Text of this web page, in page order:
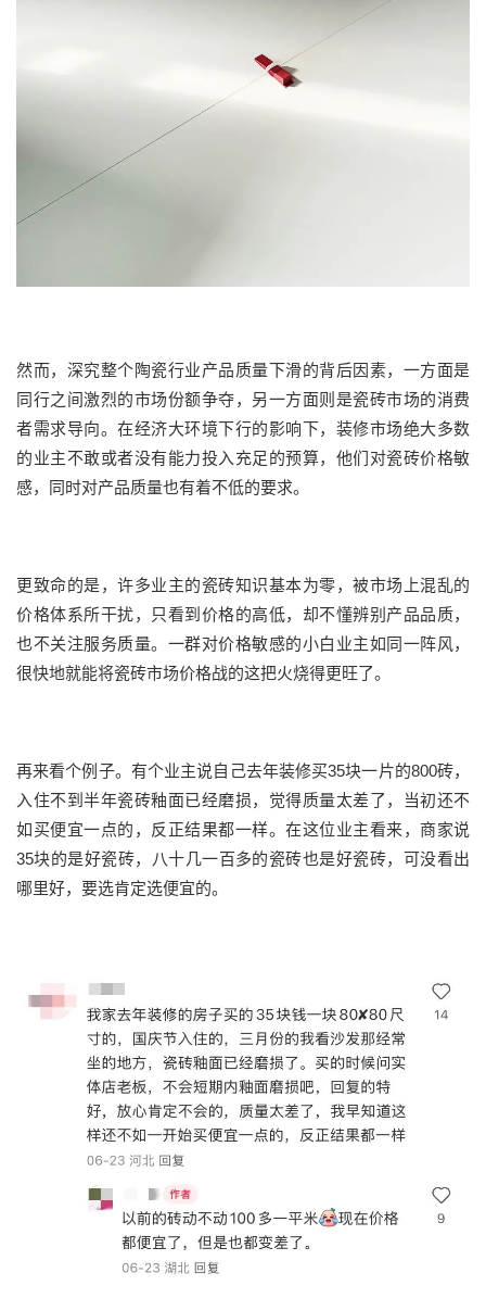
然而，深究整个陶瓷行业产品质量下滑的背后因素，一方面是
同行之间激烈的市场份额争夺，另一方面则是瓷砖市场的消费
者需求导向。在经济大环境下行的影响下，装修市场绝大多数
的业主不敢或者没有能力投入充足的预算，他们对瓷砖价格敏
感，同时对产品质量也有着不低的要求。
更致命的是，许多业主的瓷砖知识基本为零，被市场上混乱的
价格体系所干扰，只看到价格的高低，却不懂辨别产品品质，
也不关注服务质量。一群对价格敏感的小白业主如同一阵风，
很快地就能将瓷砖市场价格战的这把火烧得更旺了。
再来看个例子。有个业主说自己去年装修买35块一片的800砖，
入住不到半年瓷砖釉面已经磨损，觉得质量太差了，当初还不
如买便宜一点的，反正结果都一样。在这位业主看来，商家说
35块的是好瓷砖，八十几一百多的瓷砖也是好瓷砖，可没看出
哪里好，要选肯定选便宜的。